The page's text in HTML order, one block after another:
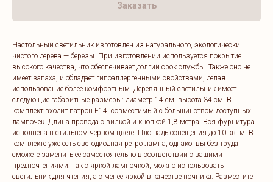
Заказать
Настольный светильник изготовлен из натурального, экологически
чистого дерева — березы. При изготовлении используется покрытие
высокого качества, что обеспечивает долгий срок службы. Также оно не
имеет запаха, и обладает гипоаллергенными свойствами, делая
использование более комфортным. Деревянный светильник имеет
следующие габаритные размеры: диаметр 14 см, высота 34 см. В
комплект входит патрон E14, совместимый с большинством доступных
лампочек. Длина провода с вилкой и кнопкой 1,8 метра. Вся фурнитура
исполнена в стильном черном цвете. Площадь освещения до 10 кв. м. В
комплекте уже есть светодиодная ретро лампа, однако, вы без труда
сможете заменить ее самостоятельно в соответствии с вашими
предпочтениями. Так с яркой лампочкой, можно использовать
светильник для чтения, а с менее яркой в качестве ночника. Разместите